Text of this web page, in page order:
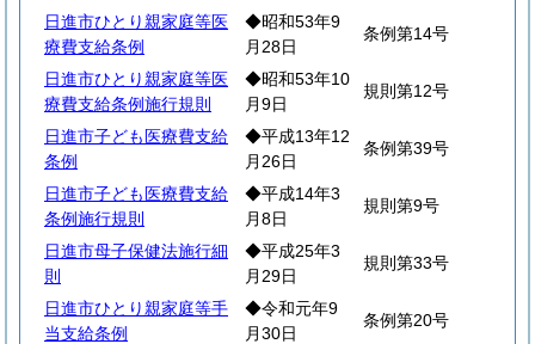
日進市ひとり親家庭等医
療費支給条例
◆昭和53年9
月28日
条例第14号
日進市ひとり親家庭等医
療費支給条例施行規則
◆昭和53年10
月9日
規則第12号
日進市子ども医療費支給
条例
◆平成13年12
月26日
条例第39号
日進市子ども医療費支給
条例施行規則
◆平成14年3
月8日
規則第9号
日進市母子保健法施行細
則
◆平成25年3
月29日
規則第33号
日進市ひとり親家庭等手
当支給条例
◆令和元年9
月30日
条例第20号